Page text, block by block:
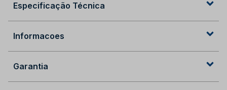
Especificação Técnica
Informacoes
Garantia